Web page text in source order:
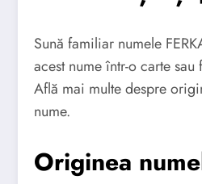
Sună familiar numele
acest nume într-o carte
Află mai multe despre
nume.
Originea